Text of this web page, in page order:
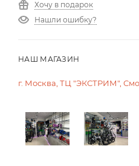
Хочу в подарок
Нашли ошибку?
НАШ МАГАЗИН
г. Москва, ТЦ "ЭКСТРИМ",